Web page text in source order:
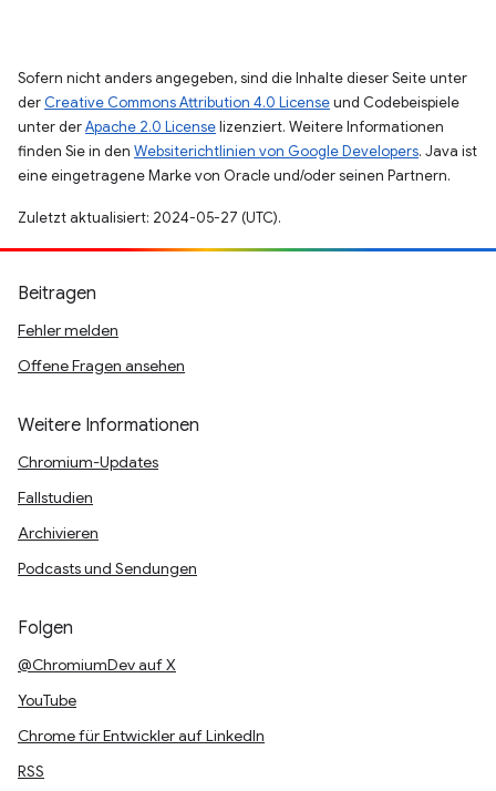
Sofern nicht anders angegeben, sind die Inhalte dieser Seite unter
der Creative Commons Attribution 4.0 Licenseund Codebeispiele
unter derApache 2.0 Licenselizenziert. Weitere Informationen
finden Sie in den Websiterichtlinien von Google Developers. Java ist
eine eingetragene Marke von Oracle und/oder seinen Partnern.
Zuletzt aktualisiert: 2024-05-27 (UTC).
Beitragen
Fehler melden
Offene Fragen ansehen
Weitere Informationen
Chromium-Updates
Fallstudien
Archivieren
Podcasts und Sendungen
Folgen
@ChromiumDev auf X
YouTube
Chrome für Entwickler auf LinkedIn
RSS